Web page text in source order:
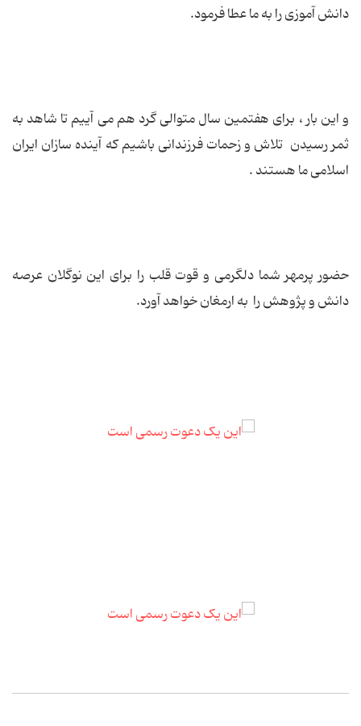
دانش آموزی را به ما عطا فرمود.
و این بار ، برای هفتمین سال متوالی گرد هم می آییم تا شاهد به
ثمر رسیدن تلاش و زحمات فرزندانی باشیم که آینده سازان ایران
اسلامی ما هستند .
حضور پرمهر شما دلگرمی و قوت قلب را برای این نوگلان عرصه
دانش و پژوهش را به ارمغان خواهد آورد.